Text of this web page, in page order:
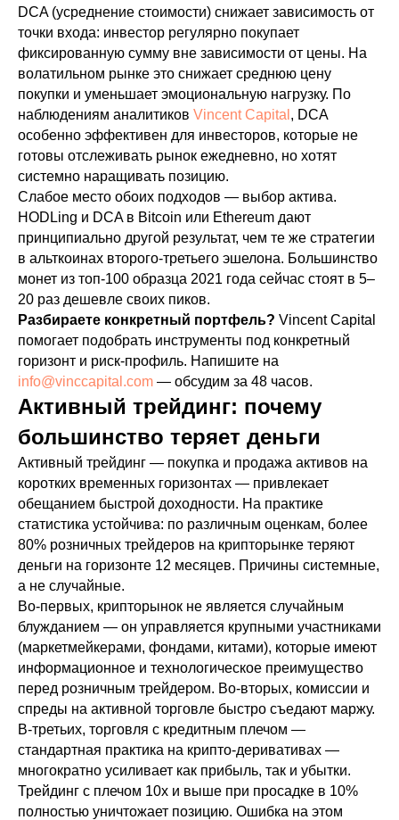
DCA (усреднение стоимости) снижает зависимость от
точки входа: инвестор регулярно покупает
фиксированную сумму вне зависимости от цены. На
волатильном рынке это снижает среднюю цену
покупки и уменьшает эмоциональную нагрузку. По
наблюдениям аналитиков Vincent Capital , DCA
особенно эффективен для инвесторов, которые не
готовы отслеживать рынок ежедневно, но хотят
системно наращивать позицию.
Слабое место обоих подходов — выбор актива.
HODLing и DCA в Bitcoin или Ethereum дают
принципиально другой результат, чем те же стратегии
в альткоинах второго-третьего эшелона. Большинство
монет из топ-100 образца 2021 года сейчас стоят в 5–
20 раз дешевле своих пиков.
Разбираете конкретный портфель? Vincent Capital
помогает подобрать инструменты под конкретный
горизонт и риск-профиль. Напишите на
info@vinccapital.com — обсудим за 48 часов.
Активный трейдинг: почему
большинство теряет деньги
Активный трейдинг — покупка и продажа активов на
коротких временных горизонтах — привлекает
обещанием быстрой доходности. На практике
статистика устойчива: по различным оценкам, более
80% розничных трейдеров на крипторынке теряют
деньги на горизонте 12 месяцев. Причины системные,
а не случайные.
Во-первых, крипторынок не является случайным
блужданием — он управляется крупными участниками
(маркетмейкерами, фондами, китами), которые имеют
информационное и технологическое преимущество
перед розничным трейдером. Во-вторых, комиссии и
спреды на активной торговле быстро съедают маржу.
В-третьих, торговля с кредитным плечом —
стандартная практика на крипто-деривативах —
многократно усиливает как прибыль, так и убытки.
Трейдинг с плечом 10x и выше при просадке в 10%
полностью уничтожает позицию. Ошибка на этом